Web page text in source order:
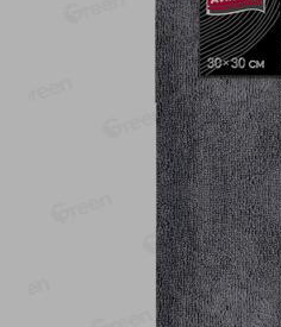
Масло Топленое ГХИ
Местное Известное 99%
Показано 1-14 из 79
Показать